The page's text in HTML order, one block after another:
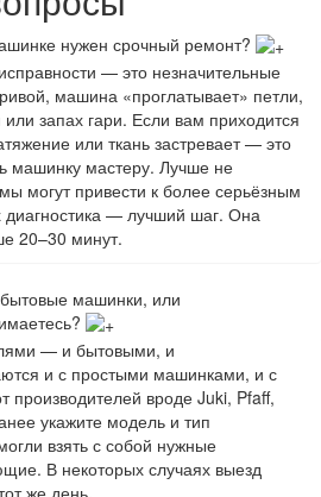
нужен срочный ремонт?
— это незначительные
машина «проглатывает» петли,
запах гари. Если вам приходится
или ткань застревает — это
машинку мастеру. Лучше не
могут привести к более серьёзным
диагностика — лучший шаг. Она
20–30 минут.
машинки, или
— и бытовыми, и
и с простыми машинками, и с
вроде Juki, Pfaff,
укажите модель и тип
взять с собой нужные
В некоторых случаях выезд